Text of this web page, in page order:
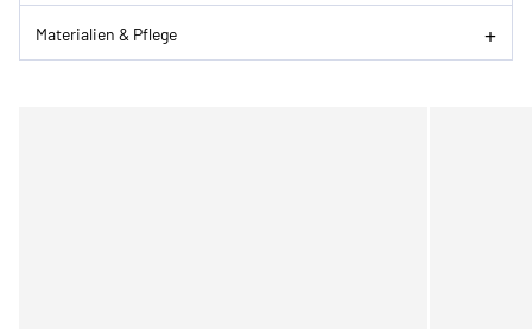
Materialien & Pflege